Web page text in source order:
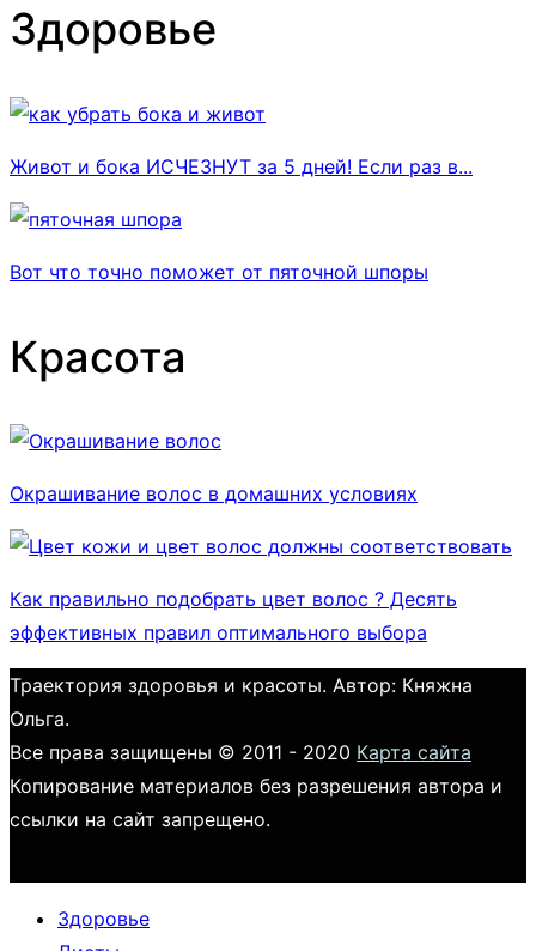
Здоровье
Живот и бока ИСЧЕЗНУТ за 5 дней! Если раз в...
Вот что точно поможет от пяточной шпоры
Красота
Окрашивание волос в домашних условиях
Как правильно подобрать цвет волос ? Десять
эффективных правил оптимального выбора
Траектория здоровья и красоты. Автор: Княжна
Ольга.
Все права защищены © 2011 - 2020 Карта сайта
Копирование материалов без разрешения автора и
ссылки на сайт запрещено.
Здоровье